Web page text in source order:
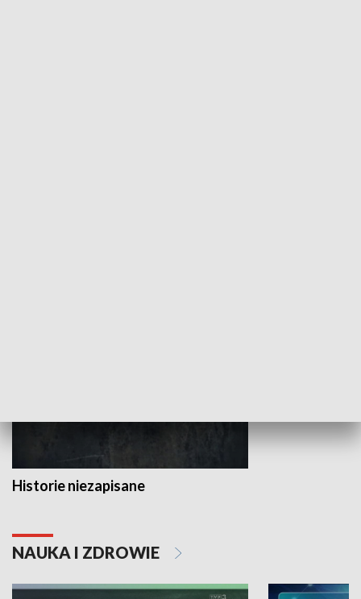
Historie niezapisane
NAUKA I ZDROWIE